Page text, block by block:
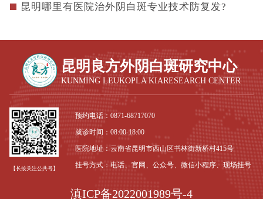
昆明哪里有医院治外阴白斑专业技术防复发?
昆明良方外阴白斑研究中心
KUNMING LEUKOPLA KIARESEARCH CENTER
【长按关注公共号】
预约电话：0871-68717070
就诊时间：08:00-18:00
医院地址：云南省昆明市西山区书林街新桥村415号
挂号方式：电话、官网、公众号、微信小程序、现场挂号
滇ICP备2022001989号-4